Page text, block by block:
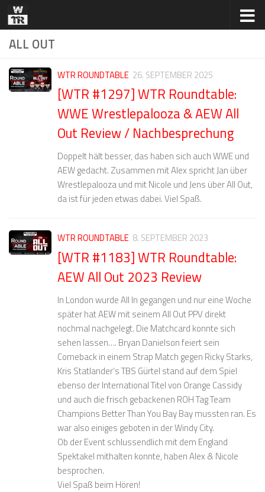
Zum Inhalt springen
ALL OUT
WTR ROUNDTABLE 26. SEPTEMBER 2025
[WTR #1297] WTR Roundtable:
WWE Wrestlepalooza & AEW All
Out Review / Nachbesprechung
Doppelt hält besser, das haben sich auch WWE und
AEW gedacht. Zusammen mit Alex spricht Jan über
Wrestlepalooza und mit Nicole und Jens über All Out,
da ist für jeden etwas dabei. Viel Spaß.
WTR ROUNDTABLE 8. SEPTEMBER 2023
[WTR #1183] WTR Roundtable:
AEW All Out 2023 Review
In London wurde All In gegangen und nur eine Woche
später hat AEW mit seinem All Out PPV direkt
nochmal nachgelegt. Die Matchcard konnte sich
sehen lassen…. Bryan Danielson feiert sein
Comeback in einem Strap Match gegen Ricky Starks,
Kris Statlander‘s TBS Gürtel stand auf dem Spiel
ebenso der International Titel von Orange Cassidy
und auch die frisch gebackenen ROH Tag Team
Champions Better Than You Bay Bay mussten ran. Es
war also einiges geboten in der Windy City.
Ob der Event schlussendlich mit dem England
Spektakel mithalten konnte, haben Alex & Nicole
besprochen.
Viel Spaß beim Hören!